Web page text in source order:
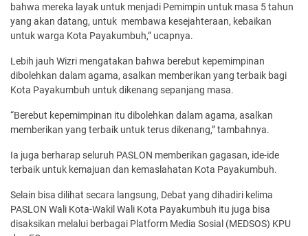
bahwa mereka layak untuk menjadi Pemimpin untuk masa 5 tahun
yang akan datang, untuk membawa kesejahteraan, kebaikan
untuk warga Kota Payakumbuh,” ucapnya.
Lebih jauh Wizri mengatakan bahwa berebut kepemimpinan
dibolehkan dalam agama, asalkan memberikan yang terbaik bagi
Kota Payakumbuh untuk dikenang sepanjang masa.
“Berebut kepemimpinan itu dibolehkan dalam agama, asalkan
memberikan yang terbaik untuk terus dikenang,” tambahnya.
Ia juga berharap seluruh PASLON memberikan gagasan, ide-ide
terbaik untuk kemajuan dan kemaslahatan Kota Payakumbuh.
Selain bisa dilihat secara langsung, Debat yang dihadiri kelima
PASLON Wali Kota-Wakil Wali Kota Payakumbuh itu juga bisa
disaksikan melalui berbagai Platform Media Sosial (MEDSOS) KPU